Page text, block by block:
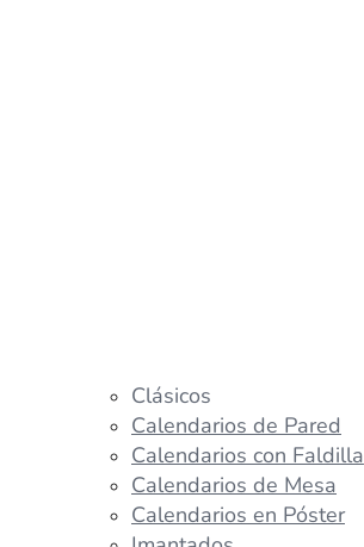
Clásicos
Calendarios de Pared
Calendarios con Faldilla
Calendarios de Mesa
Calendarios en Póster